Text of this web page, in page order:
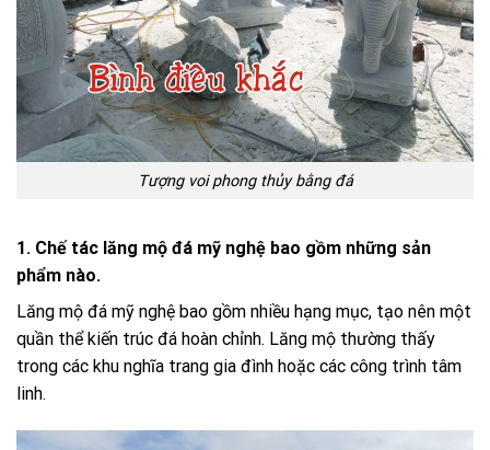
Tượng voi phong thủy bằng đá
1. Chế tác lăng mộ đá mỹ nghệ bao gồm những sản
phẩm nào.
Lăng mộ đá mỹ nghệ bao gồm nhiều hạng mục, tạo nên một
quần thể kiến trúc đá hoàn chỉnh. Lăng mộ thường thấy
trong các khu nghĩa trang gia đình hoặc các công trình tâm
linh.